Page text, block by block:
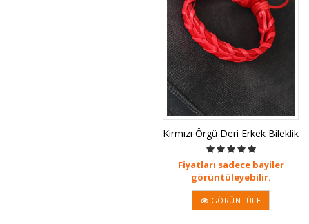
Kırmızı Örgü Deri Erkek Bileklik
Fiyatları sadece bayiler
görüntüleyebilir.
GÖRÜNTÜLE